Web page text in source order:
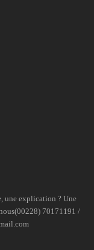
une explication ? Une
70171191 /